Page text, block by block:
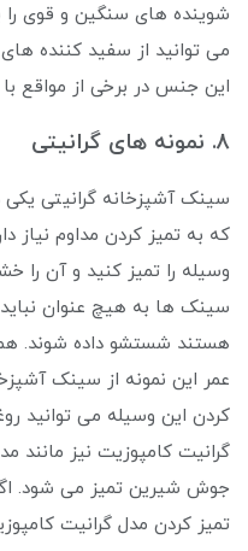
شوینده های سنگین و قوی را
می توانید از سفید کننده
این جنس در برخی از مواقع
8. نمونه های گرانیتی
سینک آشپزخانه گرانیتی
که به تمیز کردن مداوم نیاز
وسیله را تمیز کنید و آن را
سینک ها به هیچ عنوان
هستند شستشو داده شوند.
عمر این نمونه از سینک
کردن این وسیله می توانید
گرانیت کامپوزیت نیز مانند
جوش شیرین تمیز می شود.
تمیز کردن مدل گرانیت